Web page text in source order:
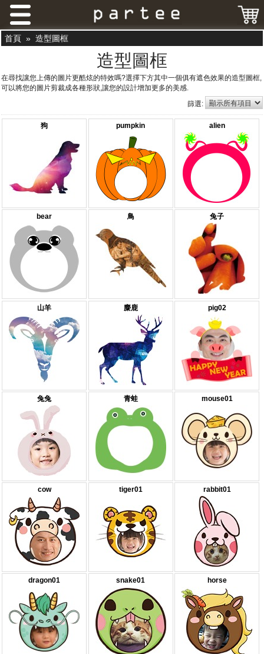
首頁 » 造型圖框
造型圖框
在尋找讓您上傳的圖片更酷炫的特效嗎?選擇下方其中一個俱有遮色效果的造型圖框,
可以將您的圖片剪裁成各種形狀,讓您的設計增加更多的美感.
篩選:
狗 pumpkin alien
bear 鳥 兔子
山羊 麋鹿 pig02
兔兔 青蛙 mouse01
cow tiger01 rabbit01
dragon01 snake01 horse